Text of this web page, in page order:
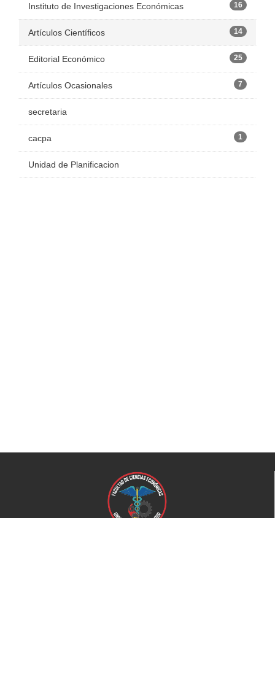
Instituto de Investigaciones Económicas 16
Artículos Científicos 14
Editorial Económico 25
Artículos Ocasionales 7
secretaria
cacpa 1
Unidad de Planificacion